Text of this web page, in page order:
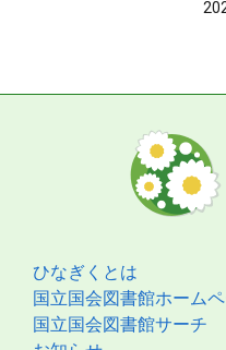
ひなぎくとは
国立国会図書館ホーム
国立国会図書館サーチ